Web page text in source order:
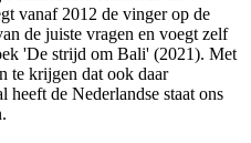
vanaf 2012 de vinger op de
de juiste vragen en voegt zelf
'De strijd om Bali' (2021). Met
te krijgen dat ook daar
de Nederlandse staat ons